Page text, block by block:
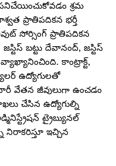
శ్రమ
ప్రాతిపదికన భర్తీ
సోర్సింగ్ ప్రాతిపదికన
బట్టు దేవానంద్‌, జస్టిస్‌
కాంట్రాక్ట్,
ఉద్యోగులతో
వేతన జీవులుగా ఉంచడం
చేసిన ఉద్యోగుల్ని
ట్రైబ్యునల్
నిరాకరిస్తూ ఇచ్చిన